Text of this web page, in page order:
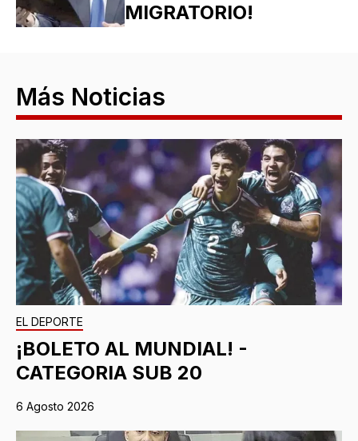
MIGRATORIO!
Más Noticias
EL DEPORTE
¡BOLETO AL MUNDIAL! -
CATEGORIA SUB 20
6 Agosto 2026